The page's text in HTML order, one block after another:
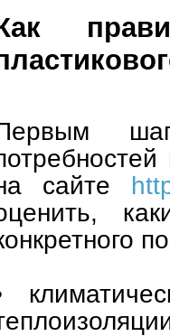
сайте